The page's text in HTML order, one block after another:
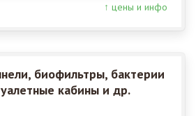
↑ цены и инфо
биофильтры, бактерии
кабины и др.